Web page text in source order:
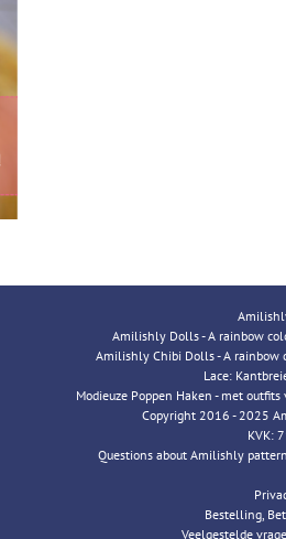
Amilishly Dolls - A rainbow
Amilishly Chibi Dolls - A
Lace:
Modieuze Poppen Haken - met
Copyright 2016 - 2025
KVK:
Questions about Amilishly
Bestelling,
Veelgestelde